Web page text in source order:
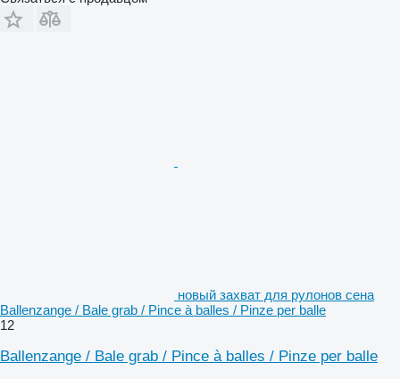
новый захват для рулонов сена
Ballenzange / Bale grab / Pince à balles / Pinze per balle
12
Ballenzange / Bale grab / Pince à balles / Pinze per balle